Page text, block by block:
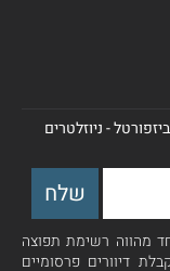
- ניוזלטרים
מהווה רשימת תפוצה
דיוורים פרסומיים